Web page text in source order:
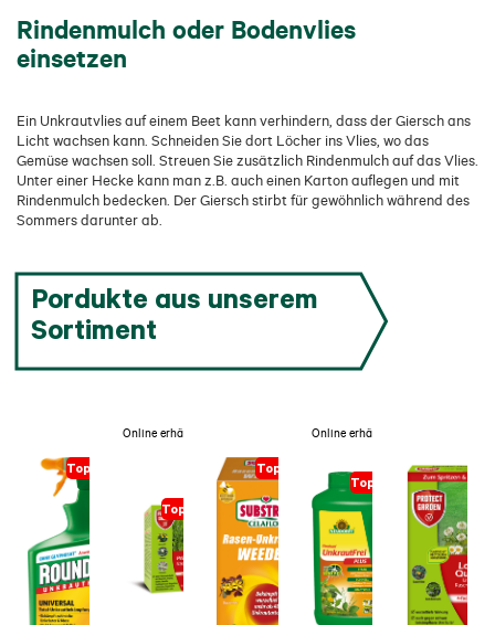
Rindenmulch oder Bodenvlies
einsetzen
Ein Unkrautvlies auf einem Beet kann verhindern, dass der Giersch ans
Licht wachsen kann. Schneiden Sie dort Löcher ins Vlies, wo das
Gemüse wachsen soll. Streuen Sie zusätzlich Rindenmulch auf das Vlies.
Unter einer Hecke kann man z.B. auch einen Karton auflegen und mit
Rindenmulch bedecken. Der Giersch stirbt für gewöhnlich während des
Sommers darunter ab.
Pordukte aus unserem
Sortiment
Topseller
Online erhältlich
Topseller
Topseller
Online erhältlich
Topseller